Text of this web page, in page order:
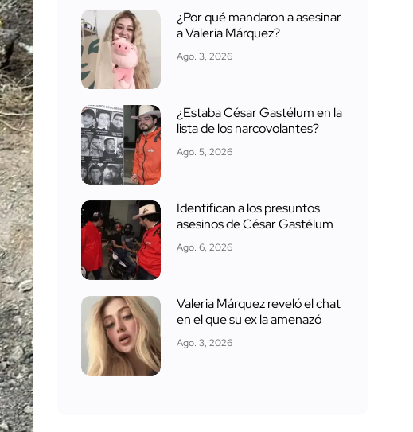
¿Por qué mandaron a asesinar
a Valeria Márquez?
Ago. 3, 2026
¿Estaba César Gastélum en la
lista de los narcovolantes?
Ago. 5, 2026
Identifican a los presuntos
asesinos de César Gastélum
Ago. 6, 2026
Valeria Márquez reveló el chat
en el que su ex la amenazó
Ago. 3, 2026